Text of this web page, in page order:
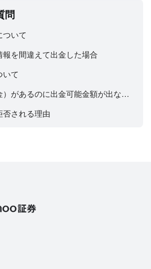
問
ついて
報を間違えて出金した場合
いて
資産（預り金）があるのに出金可能金額が出ないのはなぜですか
否される理由